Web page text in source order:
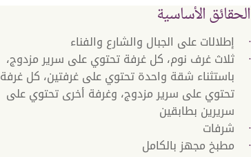
الحقائق الأساسية
إطلالات على الجبال والشارع والفناء
ثلاث غرف نوم، كل غرفة تحتوي على سرير مزدوج،
باستثناء شقة واحدة تحتوي على غرفتين، كل غرفة
تحتوي على سرير مزدوج، وغرفة أخرى تحتوي على
سريرين بطابقين
شرفات
مطبخ مجهز بالكامل